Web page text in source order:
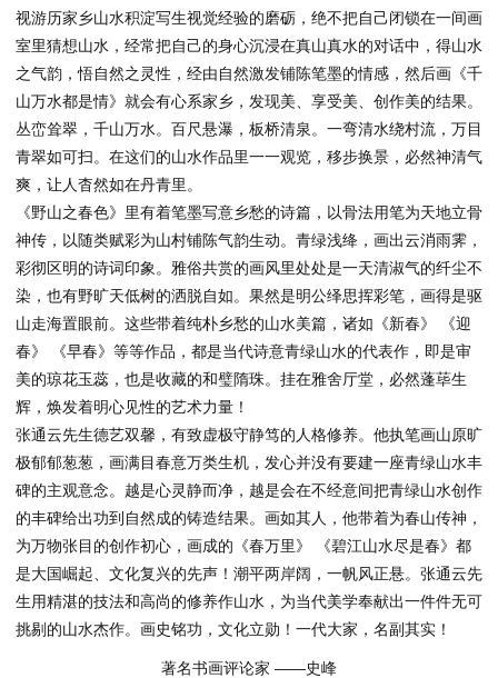
视游历家乡山水积淀写生视觉经验的磨砺，绝不把自己闭锁在一间画
室里猜想山水，经常把自己的身心沉浸在真山真水的对话中，得山水
之气韵，悟自然之灵性，经由自然激发铺陈笔墨的情感，然后画《千
山万水都是情》就会有心系家乡，发现美、享受美、创作美的结果。
丛峦耸翠，千山万水。百尺悬瀑，板桥清泉。一弯清水绕村流，万目
青翠如可扫。在这们的山水作品里一一观览，移步换景，必然神清气
爽，让人杳然如在丹青里。
《野山之春色》里有着笔墨写意乡愁的诗篇，以骨法用笔为天地立骨
神传，以随类赋彩为山村铺陈气韵生动。青绿浅绛，画出云消雨霁，
彩彻区明的诗词印象。雅俗共赏的画风里处处是一天清淑气的纤尘不
染，也有野旷天低树的洒脱自如。果然是明公绎思挥彩笔，画得是驱
山走海置眼前。这些带着纯朴乡愁的山水美篇，诸如《新春》 《迎
春》 《早春》等等作品，都是当代诗意青绿山水的代表作，即是审
美的琼花玉蕊，也是收藏的和璧隋珠。挂在雅舍厅堂，必然蓬荜生
辉，焕发着明心见性的艺术力量！
张通云先生德艺双馨，有致虚极守静笃的人格修养。他执笔画山原旷
极郁郁葱葱，画满目春意万类生机，发心并没有要建一座青绿山水丰
碑的主观意念。越是心灵静而净，越是会在不经意间把青绿山水创作
的丰碑给出功到自然成的铸造结果。画如其人，他带着为春山传神，
为万物张目的创作初心，画成的《春万里》 《碧江山水尽是春》都
是大国崛起、文化复兴的先声！潮平两岸阔，一帆风正悬。张通云先
生用精湛的技法和高尚的修养作山水，为当代美学奉献出一件件无可
挑剔的山水杰作。画史铭功，文化立勋！一代大家，名副其实！
著名书画评论家 ——史峰